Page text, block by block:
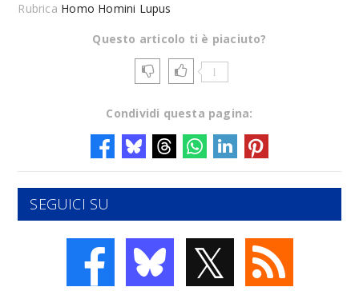
Rubrica Homo Homini Lupus
Questo articolo ti è piaciuto?
1
Condividi questa pagina:
SEGUICI SU
𝕏